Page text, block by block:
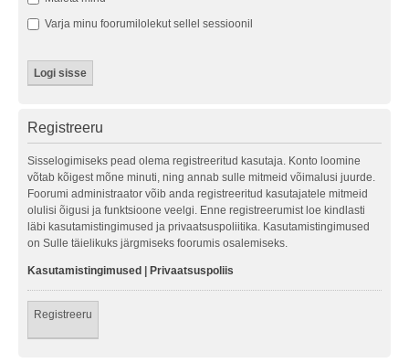
Varja minu foorumilolekut sellel sessioonil
Registreeru
Sisselogimiseks pead olema registreeritud kasutaja. Konto loomine
võtab kõigest mõne minuti, ning annab sulle mitmeid võimalusi juurde.
Foorumi administraator võib anda registreeritud kasutajatele mitmeid
olulisi õigusi ja funktsioone veelgi. Enne registreerumist loe kindlasti
läbi kasutamistingimused ja privaatsuspoliitika. Kasutamistingimused
on Sulle täielikuks järgmiseks foorumis osalemiseks.
Kasutamistingimused Privaatsuspoliis
Registreeru